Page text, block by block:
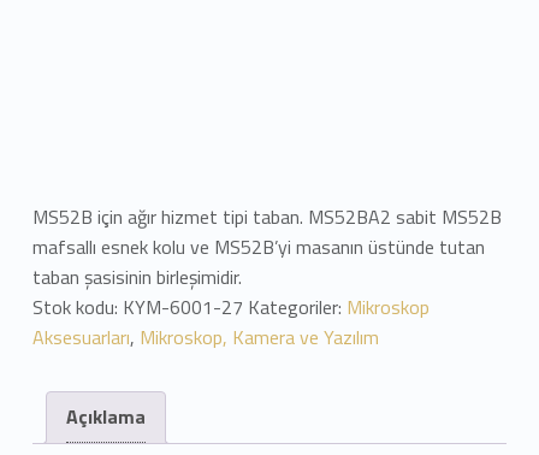
MS52B için ağır hizmet tipi taban. MS52BA2 sabit MS52B
mafsallı esnek kolu ve MS52B’yi masanın üstünde tutan
taban şasisinin birleşimidir.
Stok kodu: KYM-6001-27 Kategoriler: Mikroskop
Aksesuarları, Mikroskop, Kamera ve Yazılım
Açıklama